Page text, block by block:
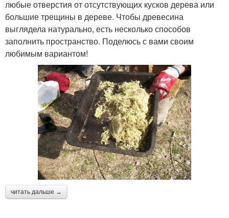
любые отверстия от отсутствующих кусков дерева или
большие трещины в дереве. Чтобы древесина
выглядела натурально, есть несколько способов
заполнить пространство. Поделюсь с вами своим
любимым вариантом!
читать дальше →